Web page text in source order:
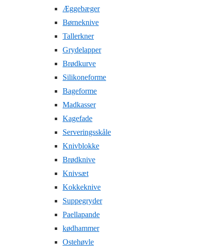
Æggebæger
Børneknive
Tallerkner
Grydelapper
Brødkurve
Silikoneforme
Bageforme
Madkasser
Kagefade
Serveringsskåle
Knivblokke
Brødknive
Knivsæt
Kokkeknive
Suppegryder
Paellapande
kødhammer
Ostehøvle